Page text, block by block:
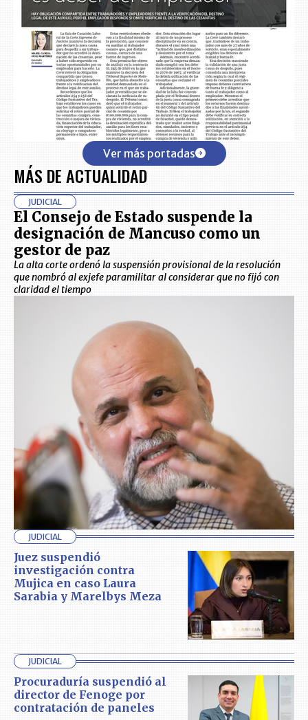
Ver más portadas
MÁS DE ACTUALIDAD
JUDICIAL
El Consejo de Estado suspende la
designación de Mancuso como un
gestor de paz
La alta corte ordenó la suspensión provisional de la resolución
que nombró al exjefe paramilitar al considerar que no fijó con
claridad el tiempo
JUDICIAL
Juez suspendió
investigación contra
Mujica en caso Laura
Sarabia y Marelbys Meza
JUDICIAL
Procuraduría suspendió al
director de Fenoge por
contratación de paneles